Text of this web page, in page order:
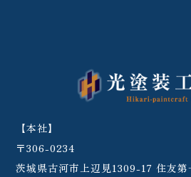
【本社】
〒306-0234
茨城県古河市上辺見1309-17 住友